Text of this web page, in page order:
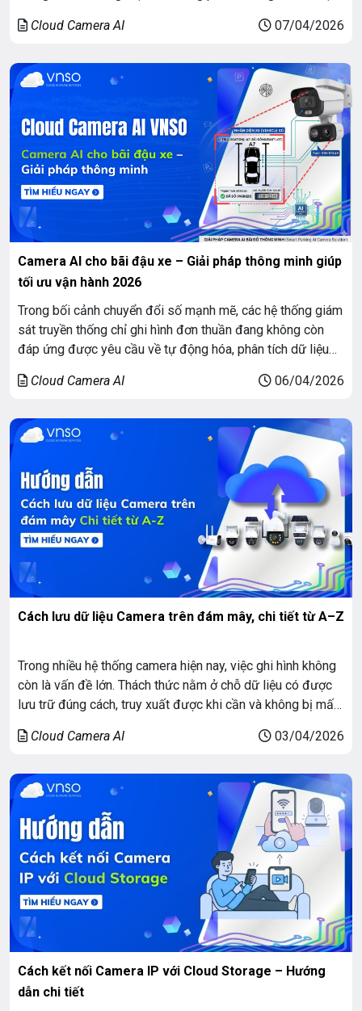
như thế nào để phù hợp […]
Cloud Camera AI 07/04/2026
Camera AI cho bãi đậu xe – Giải pháp thông minh giúp
tối ưu vận hành 2026
Trong bối cảnh chuyển đổi số mạnh mẽ, các hệ thống giám
sát truyền thống chỉ ghi hình đơn thuần đang không còn
đáp ứng được yêu cầu về tự động hóa, phân tích dữ liệu
đậu xe – nền tảng giám sát […]
Cloud Camera AI 06/04/2026
Cách lưu dữ liệu Camera trên đám mây, chi tiết từ A–Z
Trong nhiều hệ thống camera hiện nay, việc ghi hình không
còn là vấn đề lớn. Thách thức nằm ở chỗ dữ liệu có được
lưu trữ đúng cách, truy xuất được khi cần và không bị mất
phát hiện lỗi […]
Cloud Camera AI 03/04/2026
Cách kết nối Camera IP với Cloud Storage – Hướng
dẫn chi tiết